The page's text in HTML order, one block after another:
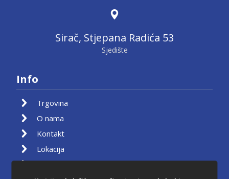
Sirač, Stjepana Radića 53
Sjedište
Info
Trgovina
O nama
Kontakt
Lokacija